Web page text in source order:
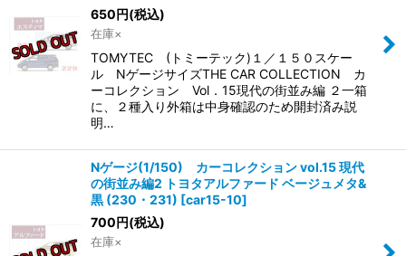
650円(税込)
在庫×
TOMYTEC (トミーテック)１／１５０スケー
ル NゲージサイズTHE CAR COLLECTION カ
ーコレクション Vol．15現代の街並み編 ２一箱
に、２種入り外箱は中身確認のため開封済み説
明…
Nゲージ(1/150) カーコレクション vol.15 現代
の街並み編2 トヨタアルファード ベージュメタ&
黒 (230・231) [car15-10]
700円(税込)
在庫×